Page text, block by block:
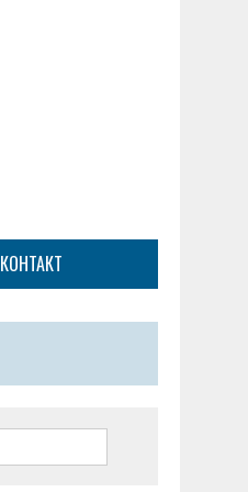
КОНТАКТ